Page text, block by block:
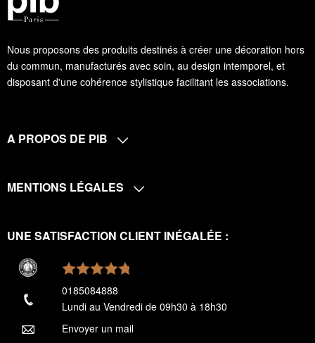
Nous proposons des produits destinés à créer une décoration hors
du commun, manufacturés avec soin, au design intemporel, et
disposant d'une cohérence stylistique facilitant les associations.
A PROPOS DE PIB
MENTIONS LÉGALES
UNE SATISFACTION CLIENT INÉGALÉE :
0185084888
Lundi au Vendredi de 09h30 à 18h30
Envoyer un mail